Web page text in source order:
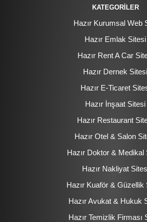
KATEGORİLER
Hazır Kurumsal Web
Hazır Emlak Sitesi
Hazır Rent A Car
Hazır Dernek Sitesi
Hazır E-Ticaret
Hazır İnşaat Sitesi
Hazır Restaurant
Hazır Otel & Salon
Hazır Doktor & Medikal
Hazır Nakliyat
Hazır Kuaför & Güzellik
Hazır Avukat & Hukuk
Hazır Temizlik Firması